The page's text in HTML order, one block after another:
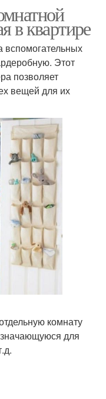
в квартире
Этот
позволяет
вещей для их
комнату
для